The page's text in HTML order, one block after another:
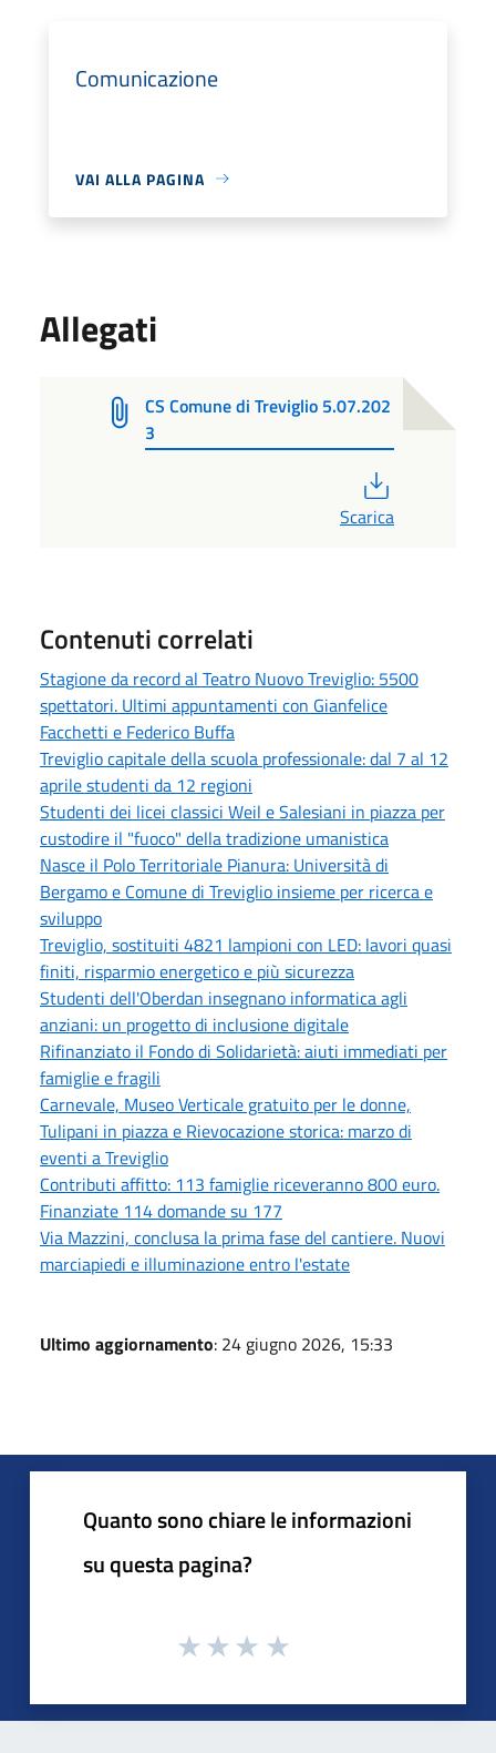
Comunicazione
VAI ALLA PAGINA
Allegati
CS Comune di Treviglio 5.07.202
3
Scarica
Contenuti correlati
Stagione da record al Teatro Nuovo Treviglio: 5500
spettatori. Ultimi appuntamenti con Gianfelice
Facchetti e Federico Buffa
Treviglio capitale della scuola professionale: dal 7 al 12
aprile studenti da 12 regioni
Studenti dei licei classici Weil e Salesiani in piazza per
custodire il "fuoco" della tradizione umanistica
Nasce il Polo Territoriale Pianura: Università di
Bergamo e Comune di Treviglio insieme per ricerca e
sviluppo
Treviglio, sostituiti 4821 lampioni con LED: lavori quasi
finiti, risparmio energetico e più sicurezza
Studenti dell'Oberdan insegnano informatica agli
anziani: un progetto di inclusione digitale
Rifinanziato il Fondo di Solidarietà: aiuti immediati per
famiglie e fragili
Carnevale, Museo Verticale gratuito per le donne,
Tulipani in piazza e Rievocazione storica: marzo di
eventi a Treviglio
Contributi affitto: 113 famiglie riceveranno 800 euro.
Finanziate 114 domande su 177
Via Mazzini, conclusa la prima fase del cantiere. Nuovi
marciapiedi e illuminazione entro l'estate
Ultimo aggiornamento: 24 giugno 2026, 15:33
Quanto sono chiare le informazioni
su questa pagina?